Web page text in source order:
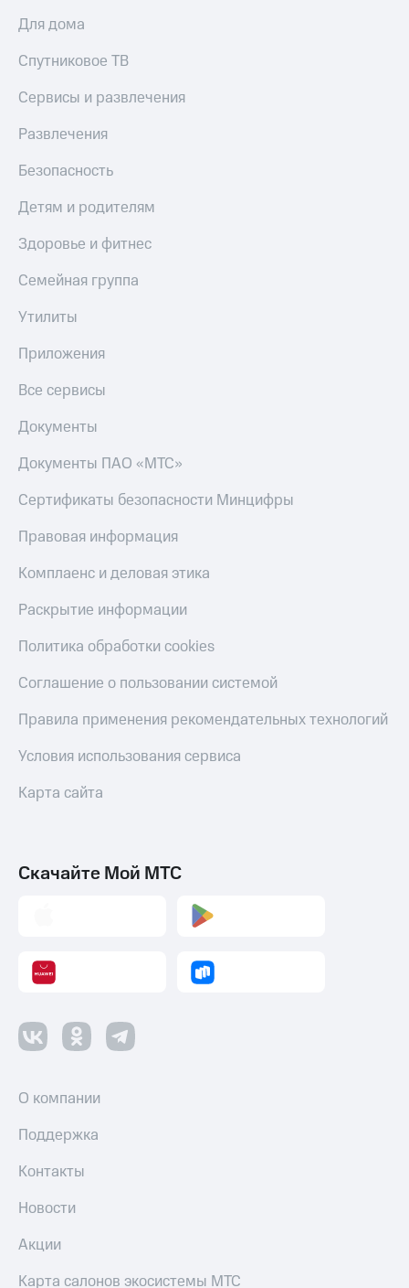
Для дома
Спутниковое ТВ
Сервисы и развлечения
Развлечения
Безопасность
Детям и родителям
Здоровье и фитнес
Семейная группа
Утилиты
Приложения
Все сервисы
Документы
Документы ПАО «МТС»
Сертификаты безопасности Минцифры
Правовая информация
Комплаенс и деловая этика
Раскрытие информации
Политика обработки cookies
Соглашение о пользовании системой
Правила применения рекомендательных технологий
Условия использования сервиса
Карта сайта
Скачайте Мой МТС
О компании
Поддержка
Контакты
Новости
Акции
Карта салонов экосистемы МТС